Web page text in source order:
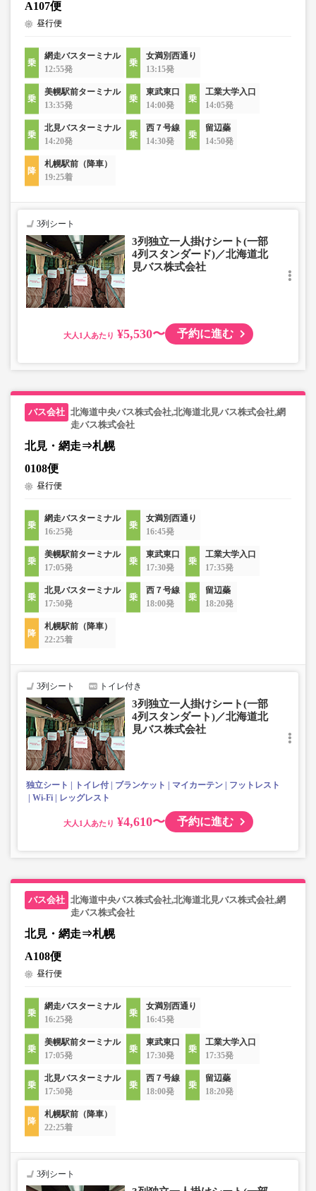
A107便
昼行便
網走バスターミナル
12:55発
女満別西通り
13:15発
美幌駅前ターミナル
13:35発
東武東口
14:00発
工業大学入口
14:05発
北見バスターミナル
14:20発
西７号線
14:30発
留辺蘂
14:50発
札幌駅前（降車）
19:25着
3列シート
3列独立一人掛けシート(一部
4列スタンダード)／北海道北
見バス株式会社
大人 ¥5,530〜 予約に進む
北海道中央バス株式会社,北海道北見バス株式会社,網
走バス株式会社
北見・網走⇒札幌
0108便
昼行便
網走バスターミナル
16:25発
女満別西通り
16:45発
美幌駅前ターミナル
17:05発
東武東口
17:30発
工業大学入口
17:35発
北見バスターミナル
17:50発
西７号線
18:00発
留辺蘂
18:20発
札幌駅前（降車）
22:25着
3列シート トイレ付き
3列独立一人掛けシート(一部
4列スタンダート)／北海道北
見バス株式会社
独立シート トイレ付 ブランケット マイカーテン
フットレスト
Wi-Fi
レッグレスト
大人 ¥4,610〜 予約に進む
北海道中央バス株式会社,北海道北見バス株式会社,網
走バス株式会社
北見・網走⇒札幌
A108便
昼行便
網走バスターミナル
16:25発
女満別西通り
16:45発
美幌駅前ターミナル
17:05発
東武東口
17:30発
工業大学入口
17:35発
北見バスターミナル
17:50発
西７号線
18:00発
留辺蘂
18:20発
札幌駅前（降車）
22:25着
3列シート